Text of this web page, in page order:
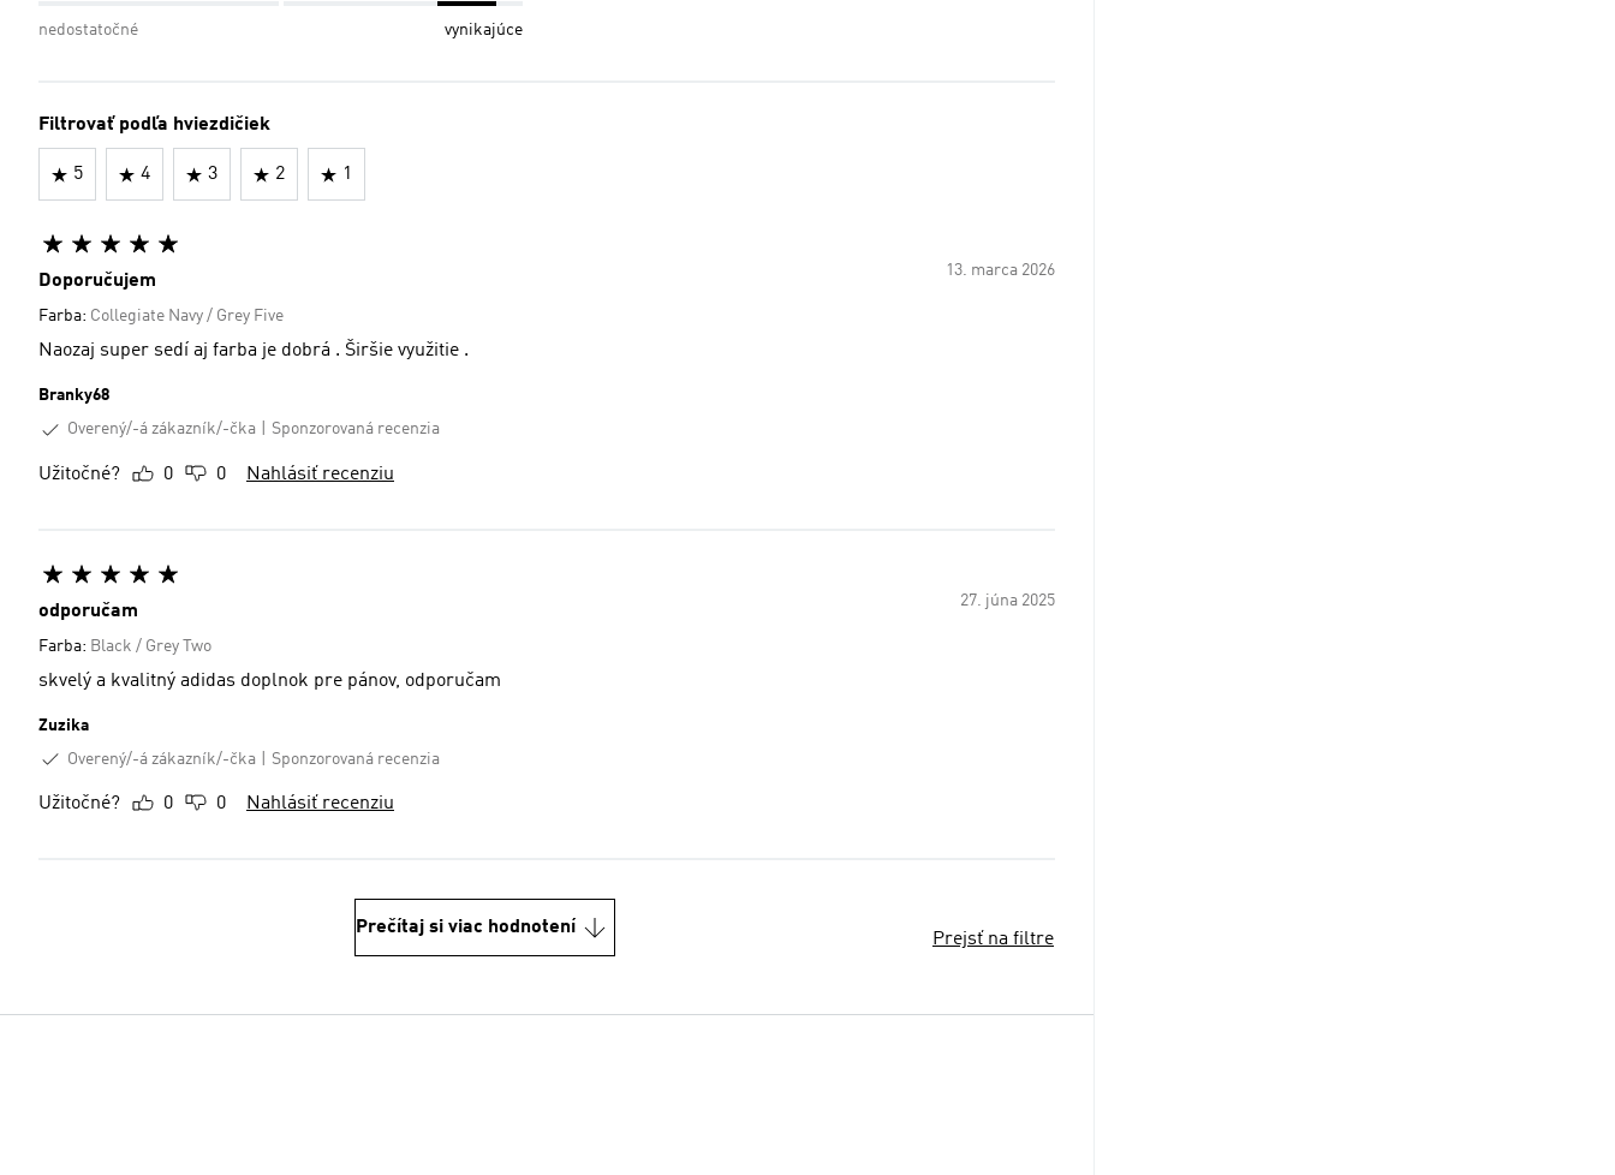
nedostatočné vynikajúce
Filtrovať podľa hviezdičiek
5 4 3 2 1
13. marca 2026
Doporučujem
Farba: Collegiate Navy / Grey Five
Naozaj super sedí aj farba je dobrá . Širšie využitie .
Branky68
Overený/-á zákazník/-čka
Sponzorovaná recenzia
Užitočné? 0 0 Nahlásiť recenziu
27. júna 2025
odporučam
Farba: Black / Grey Two
skvelý a kvalitný adidas doplnok pre pánov, odporučam
Zuzika
Overený/-á zákazník/-čka
Sponzorovaná recenzia
Užitočné? 0 0 Nahlásiť recenziu
Prečítaj si viac hodnotení
Prejsť na filtre